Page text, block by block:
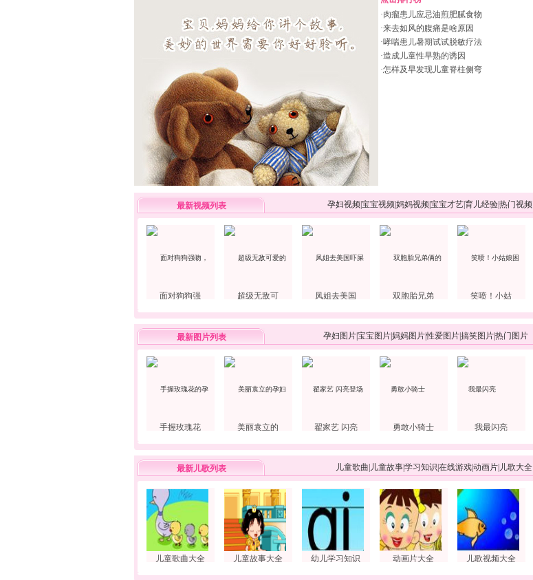
·肉瘤患儿应忌油煎肥腻食物
·来去如风的腹痛是啥原因
·哮喘患儿暑期试试脱敏疗法
·造成儿童性早熟的诱因
·怎样及早发现儿童脊柱侧弯
最新视频列表 孕妇视频宝宝视频妈妈视频宝宝才艺育儿经验热门视频
面对狗狗强 超级无敌可 凤姐去美国 双胞胎兄弟 笑喷！小姑
最新图片列表 孕妇图片宝宝图片妈妈图片性爱图片搞笑图片热门图片
手握玫瑰花 美丽袁立的 翟家艺 闪亮 勇敢小骑士 我最闪亮
最新儿歌列表 儿童歌曲 儿童故事学习知识 在线游戏动画片 儿歌大全
儿童歌曲大全 儿童故事大全 幼儿学习知识 动画片大全 儿歌视频大全